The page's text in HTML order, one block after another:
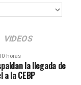
VIDEOS
horas
la llegada de
la CEBP